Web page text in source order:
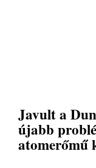
Javult a
újabb
atomerőmű